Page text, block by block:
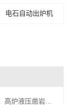
电石自动出炉机
高炉液压凿岩机的适用范围